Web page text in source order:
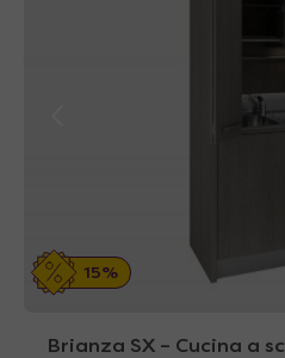
15%
Brianza SX – Cucina a